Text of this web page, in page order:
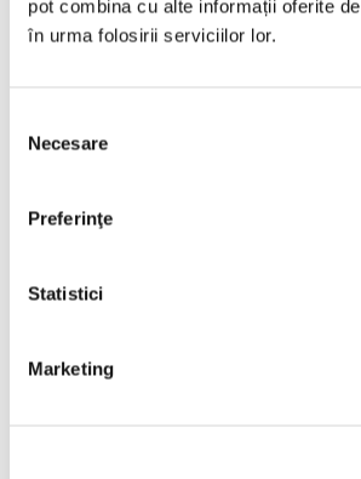
pot combina cu alte informații oferite
în urma folosirii serviciilor lor.
consimțământului
Necesare
Preferinţe
Statistici
Marketing
Iulie 2025
Decembrie 2024
Octombrie 2024